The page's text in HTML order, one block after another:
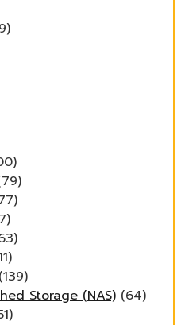
(139)
Storage (NAS) (64)